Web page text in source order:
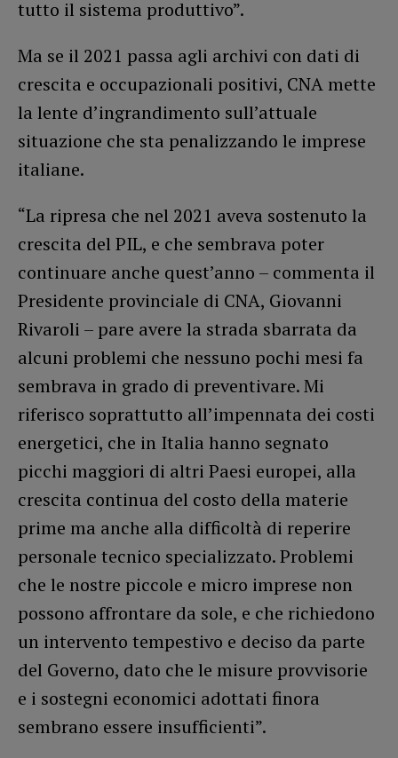
tutto il sistema produttivo”.
Ma se il 2021 passa agli archivi con dati di
crescita e occupazionali positivi, CNA mette
la lente d’ingrandimento sull’attuale
situazione che sta penalizzando le imprese
italiane.
“La ripresa che nel 2021 aveva sostenuto la
crescita del PIL, e che sembrava poter
continuare anche quest’anno – commenta il
Presidente provinciale di CNA, Giovanni
Rivaroli – pare avere la strada sbarrata da
alcuni problemi che nessuno pochi mesi fa
sembrava in grado di preventivare. Mi
riferisco soprattutto all’impennata dei costi
energetici, che in Italia hanno segnato
picchi maggiori di altri Paesi europei, alla
crescita continua del costo della materie
prime ma anche alla difficoltà di reperire
personale tecnico specializzato. Problemi
che le nostre piccole e micro imprese non
possono affrontare da sole, e che richiedono
un intervento tempestivo e deciso da parte
del Governo, dato che le misure provvisorie
e i sostegni economici adottati finora
sembrano essere insufficienti”.